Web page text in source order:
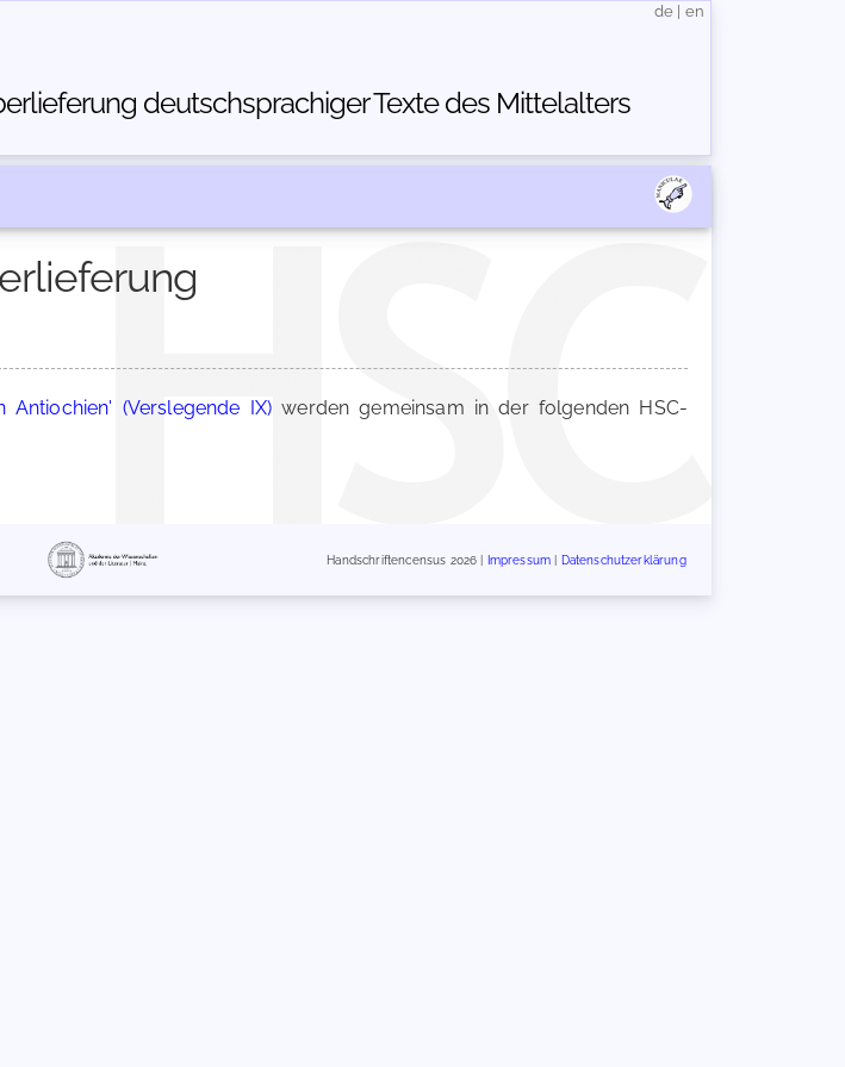
deutschsprachiger Texte des Mittelalters
de en
Antiochien' (Verslegende IX) werden gemeinsam in der folgenden HSC-
Handschriftencensus 2026 | Impressum Datenschutzerklärung